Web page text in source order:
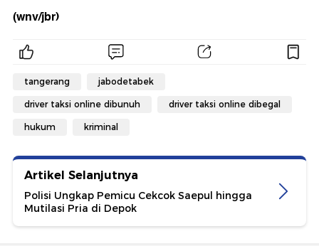
(wnv/jbr)
tangerang jabodetabek
driver taksi online dibunuh driver taksi online dibegal
hukum kriminal
Artikel Selanjutnya
Polisi Ungkap Pemicu Cekcok Saepul hingga
Mutilasi Pria di Depok